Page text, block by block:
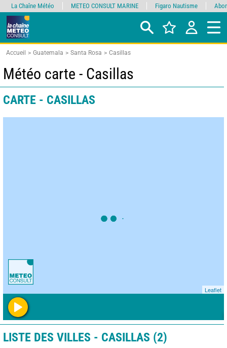
Accueil Guatemala Santa Rosa Casillas
Météo carte - Casillas
CARTE - CASILLAS
Leaflet
LISTE DES VILLES - CASILLAS (2)
La Chaîne Météo METEO CONSULT MARINE Figaro Nautisme